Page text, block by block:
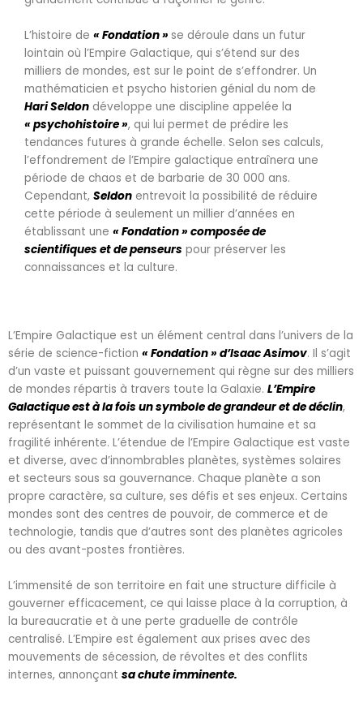
L’histoire de « Fondation » se déroule dans un futur
lointain où l’Empire Galactique, qui s’étend sur des
milliers de mondes, est sur le point de s’effondrer. Un
mathématicien et psycho historien génial du nom de
Hari Seldon développe une discipline appelée la
« psychohistoire », qui lui permet de prédire les
tendances futures à grande échelle. Selon ses calculs,
l’effondrement de l’Empire galactique entraînera une
période de chaos et de barbarie de 30 000 ans.
Cependant, Seldon entrevoit la possibilité de réduire
cette période à seulement un millier d’années en
établissant une « Fondation » composée de
scientifiques et de penseurs pour préserver les
connaissances et la culture.
L’Empire Galactique est un élément central dans l’univers de la
série de science-fiction « Fondation » d’Isaac Asimov. Il s’agit
d’un vaste et puissant gouvernement qui règne sur des milliers
de mondes répartis à travers toute la Galaxie. L’Empire
Galactique est à la fois un symbole de grandeur et de déclin,
représentant le sommet de la civilisation humaine et sa
fragilité inhérente. L’étendue de l’Empire Galactique est vaste
et diverse, avec d’innombrables planètes, systèmes solaires
et secteurs sous sa gouvernance. Chaque planète a son
propre caractère, sa culture, ses défis et ses enjeux. Certains
mondes sont des centres de pouvoir, de commerce et de
technologie, tandis que d’autres sont des planètes agricoles
ou des avant-postes frontières.
L’immensité de son territoire en fait une structure difficile à
gouverner efficacement, ce qui laisse place à la corruption, à
la bureaucratie et à une perte graduelle de contrôle
centralisé. L’Empire est également aux prises avec des
mouvements de sécession, de révoltes et des conflits
internes, annonçant sa chute imminente.